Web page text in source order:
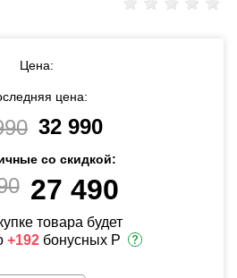
Цена:
цена:
32 990
со скидкой:
27 490
товара будет
+192 бонусных Р